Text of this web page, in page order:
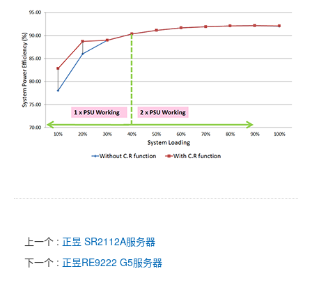
上一个 : 正昱 SR2112A服务器
下一个 : 正昱RE9222 G5服务器